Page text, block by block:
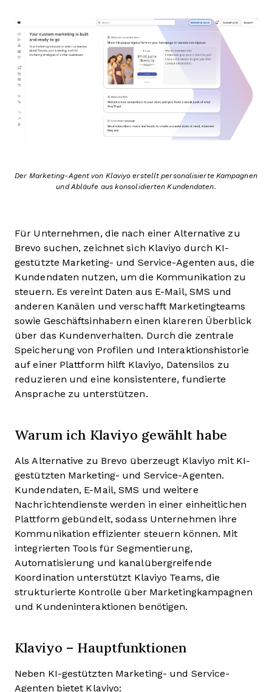
Der Marketing-Agent von Klaviyo erstellt personalisierte Kampagnen
und Abläufe aus konsolidierten Kundendaten.
Für Unternehmen, die nach einer Alternative zu
Brevo suchen, zeichnet sich Klaviyo durch KI-
gestützte Marketing- und Service-Agenten aus, die
Kundendaten nutzen, um die Kommunikation zu
steuern. Es vereint Daten aus E-Mail, SMS und
anderen Kanälen und verschafft Marketingteams
sowie Geschäftsinhabern einen klareren Überblick
über das Kundenverhalten. Durch die zentrale
Speicherung von Profilen und Interaktionshistorie
auf einer Plattform hilft Klaviyo, Datensilos zu
reduzieren und eine konsistentere, fundierte
Ansprache zu unterstützen.
Warum ich Klaviyo gewählt habe
Als Alternative zu Brevo überzeugt Klaviyo mit KI-
gestützten Marketing- und Service-Agenten.
Kundendaten, E-Mail, SMS und weitere
Nachrichtendienste werden in einer einheitlichen
Plattform gebündelt, sodass Unternehmen ihre
Kommunikation effizienter steuern können. Mit
integrierten Tools für Segmentierung,
Automatisierung und kanalübergreifende
Koordination unterstützt Klaviyo Teams, die
strukturierte Kontrolle über Marketingkampagnen
und Kundeninteraktionen benötigen.
Klaviyo – Hauptfunktionen
Neben KI-gestützten Marketing- und Service-
Agenten bietet Klaviyo: